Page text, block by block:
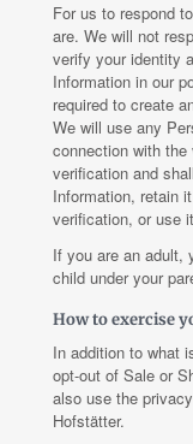
For us to respond
are. We will not
verify your identity
Information in our
required to create
We will use any
connection with
verification and
Information, retain
verification, or use
If you are an adult,
child under your
How to exercise
In addition to what
opt-out of Sale or
also use the
Hofstätter.